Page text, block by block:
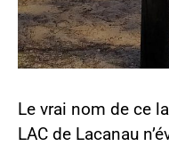
Le vrai nom de ce
LAC de Lacanau